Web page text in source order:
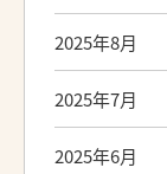
2025年8月
2025年7月
2025年6月